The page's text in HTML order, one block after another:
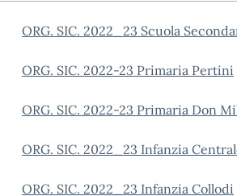
ORG. SIC. 2022_23 Scuola
ORG. SIC. 2022-23 Primaria Pertini
ORG. SIC. 2022-23 Primaria Don
ORG. SIC. 2022_23 Infanzia
ORG. SIC. 2022_23 Infanzia Collodi